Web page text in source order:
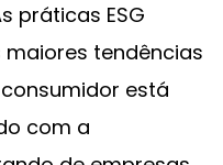
práticas ESG
tendências
está
com a